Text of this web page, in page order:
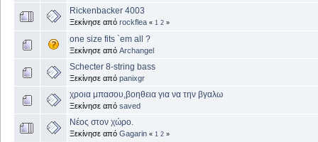
Rickenbacker 4003
Ξεκίνησε από rockflea « 1 2 »
one size fits `em all ?
Ξεκίνησε από Archangel
Schecter 8-string bass
Ξεκίνησε από panixgr
χροια μπασου,βοηθεια για να την βγαλω
Ξεκίνησε από saved
Νέος στον χώρο.
Ξεκίνησε από Gagarin « 1 2 »